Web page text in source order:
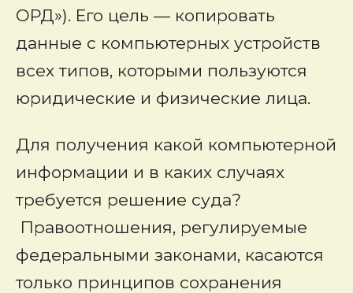
ОРД»). Его цель — копировать
данные с компьютерных устройств
всех типов, которыми пользуются
юридические и физические лица.
Для получения какой компьютерной
информации и в каких случаях
требуется решение суда?
Правоотношения, регулируемые
федеральными законами, касаются
только принципов сохранения